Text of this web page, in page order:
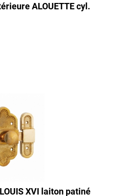
ALOUETTE cyl.
XVI laiton patiné